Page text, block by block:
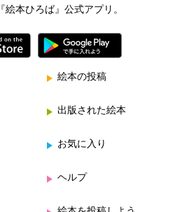
『絵本ひろば』公式アプリ。
絵本の投稿
出版された絵本
お気に入り
ヘルプ